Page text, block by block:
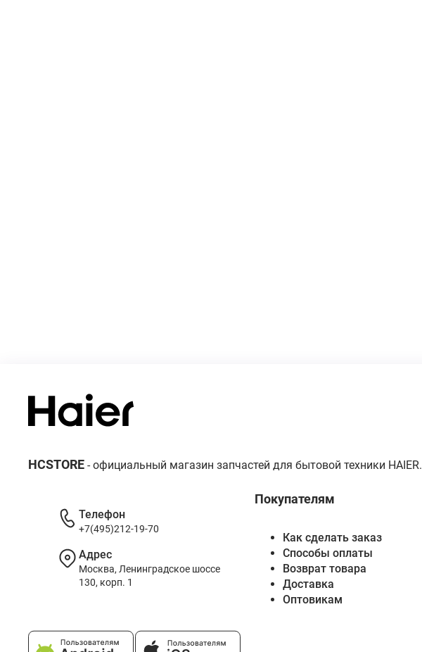
HCSTORE - официальный магазин запчастей для бытовой техники HAIER.
Покупателям
Как сделать заказ
Способы оплаты
Возврат товара
Доставка
Оптовикам
Телефон
+7(495)212-19-70
Адрес
Москва, Ленинградское шоссе
130, корп. 1